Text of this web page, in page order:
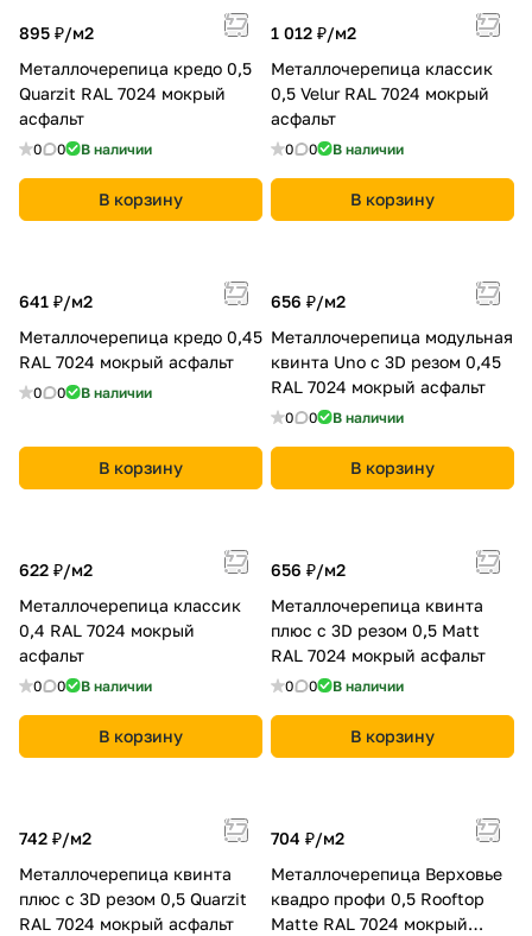
895 ₽/м2
Металлочерепица кредо 0,5
Quarzit RAL 7024 мокрый
асфальт
0 0 В наличии
В корзину
1 012 ₽/м2
Металлочерепица классик
0,5 Velur RAL 7024 мокрый
асфальт
0 0 В наличии
В корзину
641 ₽/м2
Металлочерепица кредо 0,45
RAL 7024 мокрый асфальт
0 0 В наличии
В корзину
656 ₽/м2
Металлочерепица модульная
квинта Uno с 3D резом 0,45
RAL 7024 мокрый асфальт
0 0 В наличии
В корзину
622 ₽/м2
Металлочерепица классик
0,4 RAL 7024 мокрый
асфальт
0 0 В наличии
В корзину
656 ₽/м2
Металлочерепица квинта
плюс c 3D резом 0,5 Мatt
RAL 7024 мокрый асфальт
0 0 В наличии
В корзину
742 ₽/м2
Металлочерепица квинта
плюс c 3D резом 0,5 Quarzit
RAL 7024 мокрый асфальт
704 ₽/м2
Металлочерепица Верховье
квадро профи 0,5 Rooftop
Matte RAL 7024 мокрый